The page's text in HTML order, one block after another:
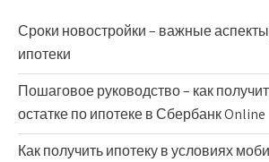
Сроки новостройки – важные
ипотеки
Пошаговое руководство – как
остатке по ипотеке в Сбербанк Online
Как получить ипотеку в условиях